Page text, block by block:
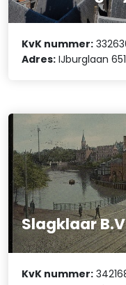
KvK nummer:
Adres: IJburglaan 651
Slagklaar
KvK nummer: